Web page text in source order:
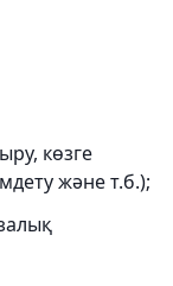
көзге
және т.б.);